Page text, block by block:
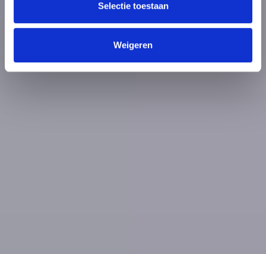
Selectie toestaan
Weigeren